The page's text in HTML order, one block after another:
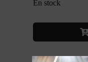
En stock